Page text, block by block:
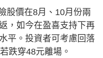
價在8月、10月份兩
，如今在盈喜支持下再
平。投資者可考慮回落
跌穿48元離場。